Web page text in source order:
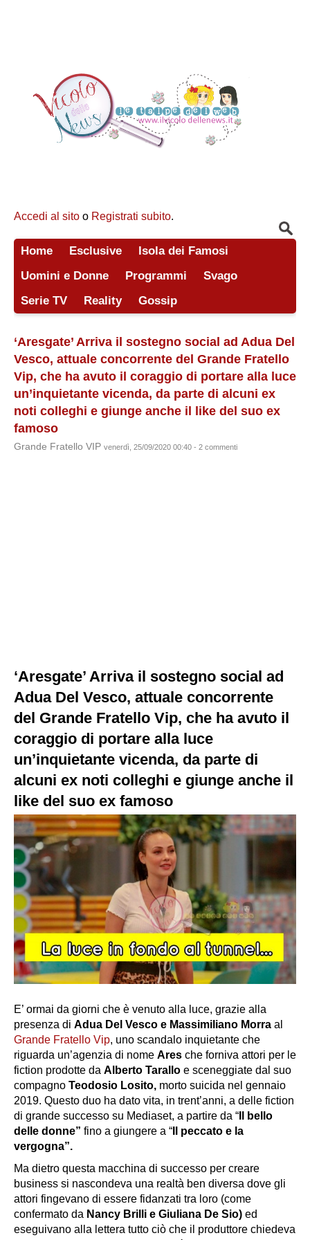
Accedi al sito o Registrati subito.
Home Esclusive
Isola dei Famosi
Uomini e Donne
Programmi
Svago
Serie TV
Reality Gossip
‘Aresgate’ Arriva il sostegno social ad Adua Del
Vesco, attuale concorrente del Grande Fratello
Vip, che ha avuto il coraggio di portare alla luce
un’inquietante vicenda, da parte di alcuni ex
noti colleghi e giunge anche il like del suo ex
famoso
Grande Fratello VIP venerdì, 25/09/2020 00:40 - 2 commenti
‘Aresgate’ Arriva il sostegno social ad
Adua Del Vesco, attuale concorrente
del Grande Fratello Vip, che ha avuto il
coraggio di portare alla luce
un’inquietante vicenda, da parte di
alcuni ex noti colleghi e giunge anche il
like del suo ex famoso
E’ ormai da giorni che è venuto alla luce, grazie alla
presenza di Adua Del Vesco e Massimiliano Morra al
Grande Fratello Vip, uno scandalo inquietante che
riguarda un’agenzia di nome Ares che forniva attori per le
fiction prodotte da Alberto Tarallo e sceneggiate dal suo
compagno Teodosio Losito, morto suicida nel gennaio
2019. Questo duo ha dato vita, in trent’anni, a delle fiction
di grande successo su Mediaset, a partire da “ Il bello
delle donne” fino a giungere a “ Il peccato e la
vergogna”.
Ma dietro questa macchina di successo per creare
business si nascondeva una realtà ben diversa dove gli
attori fingevano di essere fidanzati tra loro (come
confermato da Nancy Brilli e Giuliana De Sio) ed
eseguivano alla lettera tutto ciò che il produttore chiedeva